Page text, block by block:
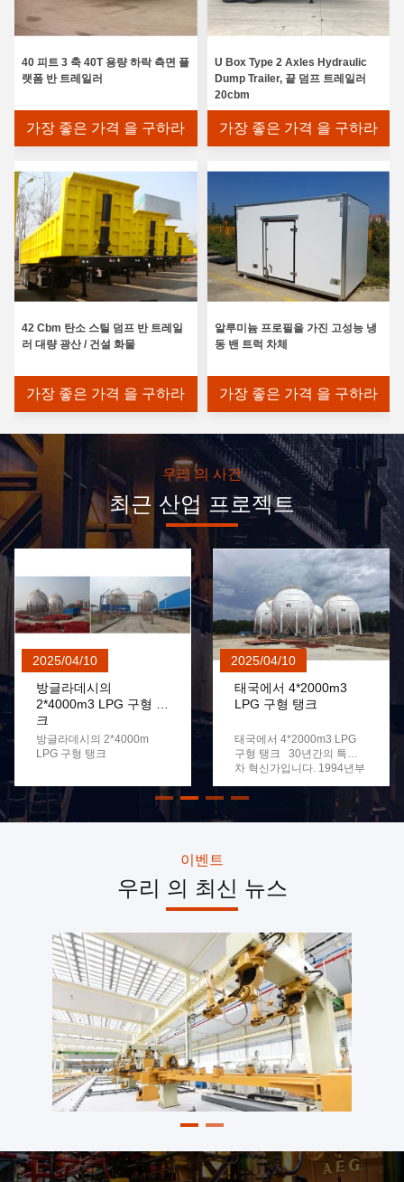
40 피트 3 축 40T 용량 하락 측면 플
랫폼 반 트레일러
가장 좋은 가격 을 구하라
U Box Type 2 Axles Hydraulic
Dump Trailer, 끝 덤프 트레일러
20cbm
가장 좋은 가격 을 구하라
42 Cbm 탄소 스틸 덤프 반 트레일
러 대량 광산 / 건설 화물
가장 좋은 가격 을 구하라
알루미늄 프로필을 가진 고성능 냉
동 밴 트럭 차체
가장 좋은 가격 을 구하라
우리 의 사건
최근 산업 프로젝트
2025/04/10
방글라데시의
2*4000m3 LPG 구형 탱
크
방글라데시의 2*4000m
LPG 구형 탱크
2025/04/10
태국에서 4*2000m3
LPG 구형 탱크
태국에서 4*2000m3 LPG
구형 탱크 30년간의 특수
차 혁신가입니다. 1994년부
전문가: RV 캠퍼 • 탐험 트럭
냉장고 트럭 • 평면 트럭 반
트레일러 극한 조건용 정밀
모터카, 냉장고 트럭,ISO 컨
테이너 차시 & 다른 특수 차
량 지난 30 년 동안.
이벤트
우리 의 최신 뉴스